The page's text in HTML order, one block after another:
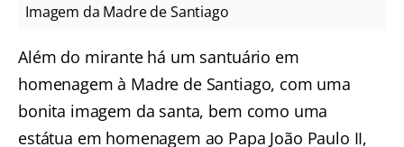
Imagem da Madre de Santiago
Além do mirante há um santuário em
homenagem à Madre de Santiago, com uma
bonita imagem da santa, bem como uma
estátua em homenagem ao Papa João Paulo II,